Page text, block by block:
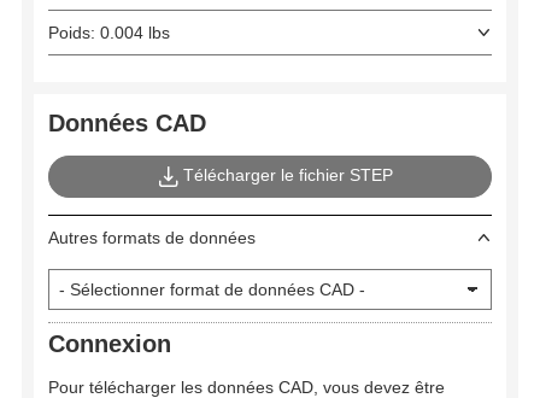
Poids: 0.004 lbs
Données CAD
Télécharger le fichier STEP
Autres formats de données
Connexion
Pour télécharger les données CAD, vous devez être